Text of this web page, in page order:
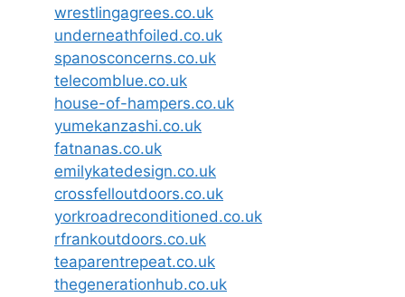
wrestlingagrees.co.uk
underneathfoiled.co.uk
spanosconcerns.co.uk
telecomblue.co.uk
house-of-hampers.co.uk
yumekanzashi.co.uk
fatnanas.co.uk
emilykatedesign.co.uk
crossfelloutdoors.co.uk
yorkroadreconditioned.co.uk
rfrankoutdoors.co.uk
teaparentrepeat.co.uk
thegenerationhub.co.uk